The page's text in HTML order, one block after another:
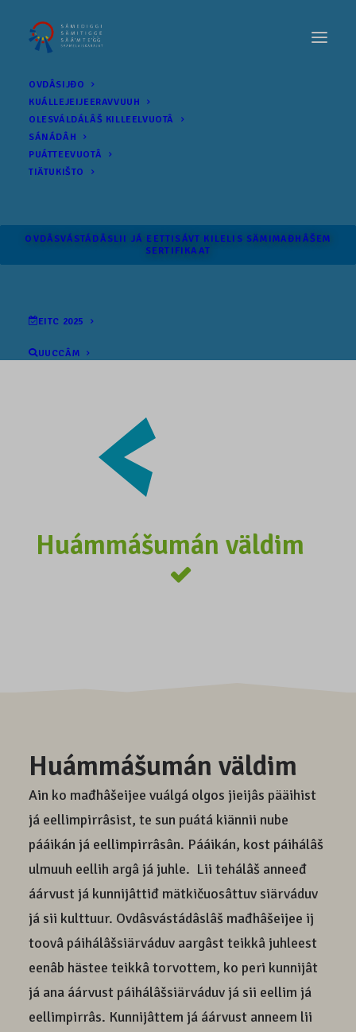
OVDÂSIJĐO
KUÁLLEJEIJEERAVVUUH
OLESVÁLDÁLÂŠ KILLEELVUOTÂ
SÁNÁDÂH
PUÁTTEEVUOTÂ
TIÄTUKIŠTO
OVDÂSVÁSTÁDÂSLII JÁ EETTISÁVT KILELIS SÄMI­MAĐHÂŠEM
SERTIFIKAAT
EITC 2025
UUCCÂM
Huámmášumán väldim
Huámmášumán väldim
Ain ko mađhâšeijee vuálgá olgos jieijâs pääihist
já eellimpirrâsist, te sun puátá kiännii nube
pááikán já eellimpirrâsân. Pááikán, kost páihálâš
ulmuuh eellih argâ já juhle. Lii tehálâš anneeđ
áárvust já kunnijâttiđ mätkičuosâttuv siärváduv
já sii kulttuur. Ovdâsvástádâslâš mađhâšeijee ij
toovâ páihálâšsiärváduv aargâst teikkâ juhleest
eenâb hästee teikkâ torvottem, ko peri kunnijât
já ana áárvust páihálâšsiärváduv já sii eellim já
eellimpirrâs. Kunnijâttem já áárvust anneem lii